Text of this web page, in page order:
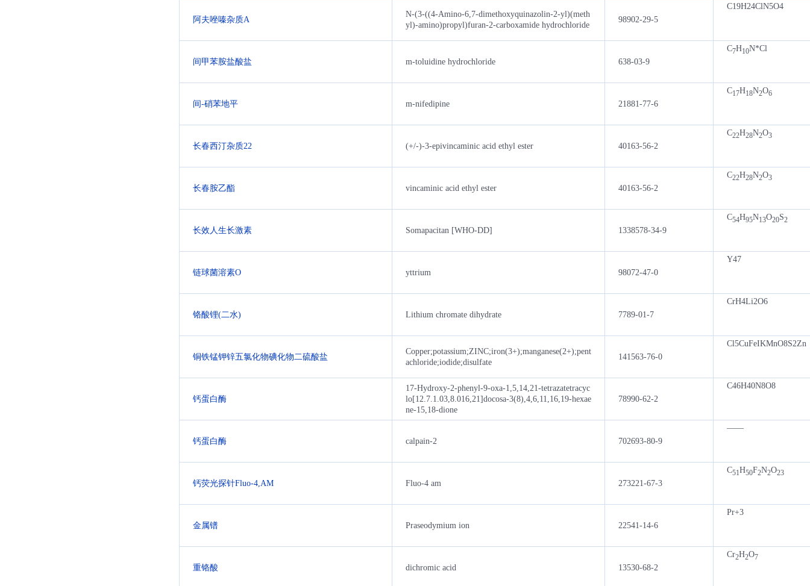
阿夫唑嗪杂质A
N-(3-((4-Amino-6,7-dimethoxyquinazolin-2-yl)(meth
yl)-amino)propyl)furan-2-carboxamide hydrochloride
98902-29-5
C19H24ClN5O4
间甲苯胺盐酸盐 m-toluidine hydrochloride 638-03-9
C7H10N*Cl
间-硝苯地平 m-nifedipine 21881-77-6
C17H18N2O6
长春西汀杂质22 (+/-)-3-epivincaminic acid ethyl ester 40163-56-2
C22H28N2O3
长春胺乙酯 vincaminic acid ethyl ester 40163-56-2
C22H28N2O3
长效人生长激素 Somapacitan [WHO-DD] 1338578-34-9
C54H95N13O20S2
链球菌溶素O yttrium 98072-47-0
Y47
铬酸锂(二水) Lithium chromate dihydrate 7789-01-7
CrH4Li2O6
铜铁锰钾锌五氯化物碘化物二硫酸盐
Copper;potassium;ZINC;iron(3+);manganese(2+);pent
achloride;iodide;disulfate
141563-76-0
Cl5CuFeIKMnO8S2Zn
钙蛋白酶
17-Hydroxy-2-phenyl-9-oxa-1,5,14,21-tetrazatetracyc
lo[12.7.1.03,8.016,21]docosa-3(8),4,6,11,16,19-hexae
ne-15,18-dione
78990-62-2
C46H40N8O8
钙蛋白酶 calpain-2 702693-80-9
——
钙荧光探针Fluo-4,AM Fluo-4 am 273221-67-3
C51H50F2N2O23
金属镨 Praseodymium ion 22541-14-6
Pr+3
重铬酸 dichromic acid 13530-68-2
Cr2H2O7